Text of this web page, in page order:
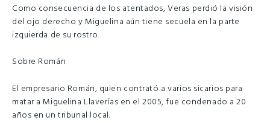
Como consecuencia de los atentados, Veras perdió la visión
del ojo derecho y Miguelina aún tiene secuela en la parte
izquierda de su rostro.
Sobre Román
El empresario Román, quien contrató a varios sicarios para
matar a Miguelina Llaverías en el 2005, fue condenado a 20
años en un tribunal local.